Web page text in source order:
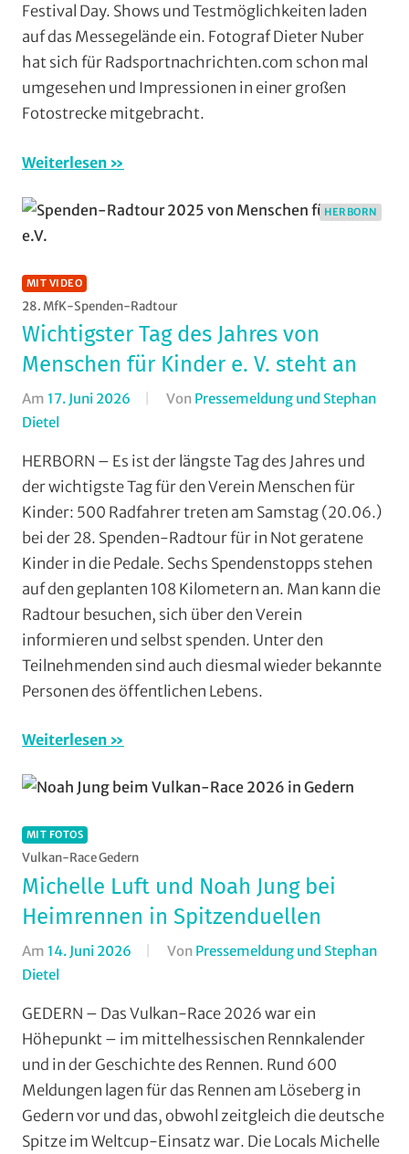
Festival Day. Shows und Testmöglichkeiten laden
auf das Messegelände ein. Fotograf Dieter Nuber
hat sich für Radsportnachrichten.com schon mal
umgesehen und Impressionen in einer großen
Fotostrecke mitgebracht.
Weiterlesen
HERBORN
MIT VIDEO
28. MfK-Spenden-Radtour
Wichtigster Tag des Jahres von
Menschen für Kinder e. V. steht an
Am 17. Juni 2026 Von Pressemeldung und Stephan
Dietel
Formate,
Herborn,
Menschen
für
Kinder,
Mit
Video,
Multimedia,
Orte ,
Radwandern
Wohin
Wochenende
(WaW)
/
Veranstaltungstipps
HERBORN – Es ist der längste Tag des Jahres und
der wichtigste Tag für den Verein Menschen für
Kinder: 500 Radfahrer treten am Samstag (20.06.)
bei der 28. Spenden-Radtour für in Not geratene
Kinder in die Pedale. Sechs Spendenstopps stehen
auf den geplanten 108 Kilometern an. Man kann die
Radtour besuchen, sich über den Verein
informieren und selbst spenden. Unter den
Teilnehmenden sind auch diesmal wieder bekannte
Personen des öffentlichen Lebens.
Weiterlesen
MIT FOTOS
Vulkan-Race Gedern
Michelle Luft und Noah Jung bei
Heimrennen in Spitzenduellen
Am 14. Juni 2026 Von Pressemeldung und Stephan
Dietel
Rodheim-
Bieber,
Cross
Country,
Mit
Fotos,
GEDERN – Das Vulkan-Race 2026 war ein
Höhepunkt – im mittelhessischen Rennkalender
und in der Geschichte des Rennen. Rund 600
Meldungen lagen für das Rennen am Löseberg in
Gedern vor und das, obwohl zeitgleich die deutsche
Spitze im Weltcup-Einsatz war. Die Locals Michelle